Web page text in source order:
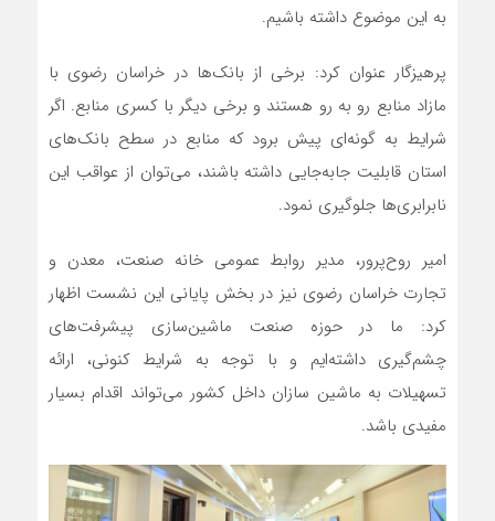
به این موضوع داشته باشیم.
پرهیزگار عنوان کرد: برخی از بانک‌ها در خراسان رضوی با
مازاد منابع رو به رو هستند و برخی دیگر با کسری منابع‌. اگر
شرایط به گونه‌ای پیش برود که منابع در سطح بانک‌های
استان قابلیت جابه‌‌جایی داشته باشند، می‌توان از عواقب این
نابرابری‌ها جلوگیری نمود.
امیر روح‌پرور، مدیر روابط عمومی خانه صنعت، معدن و
تجارت خراسان رضوی نیز در بخش پایانی این نشست اظهار
کرد: ما در حوزه صنعت ماشین‌سازی پیشرفت‌های
چشم‌گیری داشته‌ایم و با توجه به شرایط کنونی، ارائه
تسهیلات به ماشین سازان داخل کشور می‌تواند اقدام بسیار
مفیدی باشد.